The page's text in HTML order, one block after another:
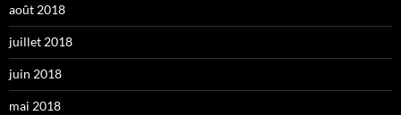
août 2018
juillet 2018
juin 2018
mai 2018